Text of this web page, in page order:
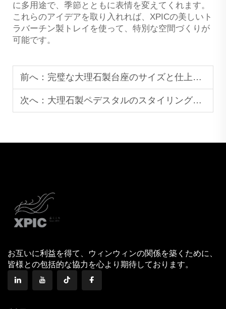
に多用途で、季節とともに表情を変えてくれます。
これらのアイデアを取り入れれば、XPICの美しいト
ラバーチン製トレイを使って、特別な空間づくりが
可能です。
前へ： 完璧な大理石製台座のサイズと仕上げを選ぶための究極ガイド
次へ： 大理石製ペデスタルのスタイリング方法：モダンな住宅向け7つのクリエイティブなアイデア
お互いに利益を得て、ウィンウィンの関係を築くために、
皆様との包括的な協力を心より期待しております。